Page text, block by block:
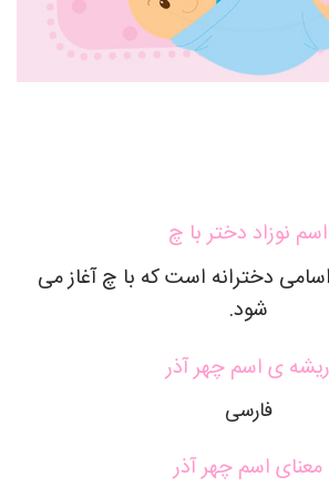
اسم نوزاد دختر با چ
دخترانه است که با چ آغاز می
شود.
ریشه ی اسم چهر آذر
فارسی
معنای اسم چهر آذر